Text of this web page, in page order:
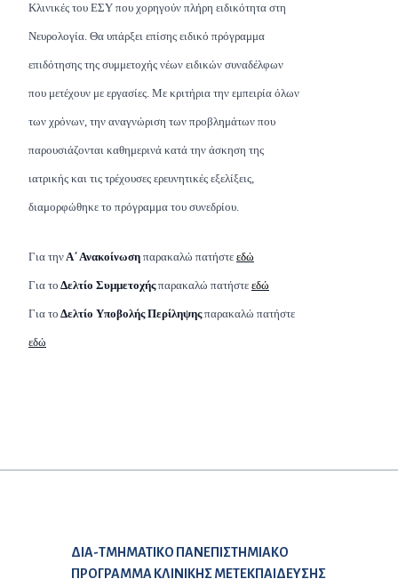
Κλινικές του ΕΣΥ που χορηγούν πλήρη ειδικότητα στη
Νευρολογία. Θα υπάρξει επίσης ειδικό πρόγραμμα
επιδότησης της συμμετοχής νέων ειδικών συναδέλφων
που μετέχουν με εργασίες. Με κριτήρια την εμπειρία όλων
των χρόνων, την αναγνώριση των προβλημάτων που
παρουσιάζονται καθημερινά κατά την άσκηση της
ιατρικής και τις τρέχουσες ερευνητικές εξελίξεις,
διαμορφώθηκε το πρόγραμμα του συνεδρίου.
Για τηνΑ΄ Ανακοίνωση παρακαλώ πατήστε εδώ
Για το Δελτίο Συμμετοχήςπαρακαλώ πατήστε εδώ
Για το Δελτίο Υποβολής Περίληψηςπαρακαλώ πατήστε
εδώ
Προηγούμενο άρθρο:
ΔΙΑ-ΤΜΗΜΑΤΙΚΟ ΠΑΝΕΠΙΣΤΗΜΙΑΚΟ
ΠΡΟΓΡΑΜΜΑ ΚΛΙΝΙΚΗΣ ΜΕΤΕΚΠΑΙΔΕΥΣΗΣ